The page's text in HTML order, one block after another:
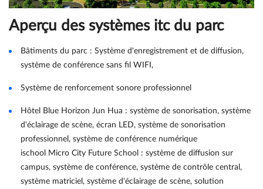
Aperçu des systèmes itc du parc
Bâtiments du parc : Système d'enregistrement et de diffusion,
système de conférence sans fil WIFI,
Système de renforcement sonore professionnel
Hôtel Blue Horizon Jun Hua : système de sonorisation, système
d'éclairage de scène, écran LED, système de sonorisation
professionnel, système de conférence numérique
ischool Micro City Future School : système de diffusion sur
campus, système de conférence, système de contrôle central,
système matriciel, système d'éclairage de scène, solution